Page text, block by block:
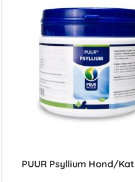
PUUR Psyllium Hond/Kat